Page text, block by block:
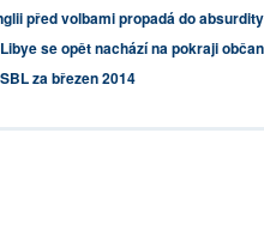
před volbami propadá do absurdity
Libye se opět nachází na pokraji
za březen 2014